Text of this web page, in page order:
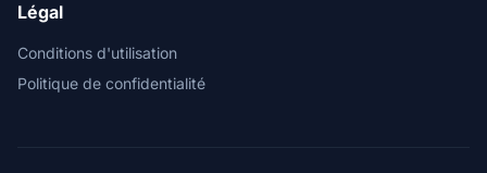
Légal
Conditions d'utilisation
Politique de confidentialité